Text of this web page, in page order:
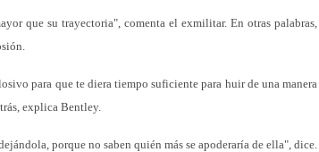
que su trayectoria", comenta el exmilitar. En otras palabras,
para que te diera tiempo suficiente para huir de una manera
explica Bentley.
porque no saben quién más se apoderaría de ella", dice.